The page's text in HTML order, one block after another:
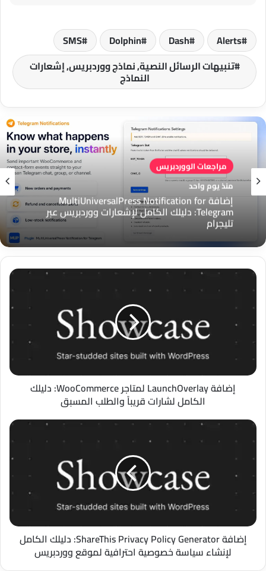
Alerts
Dash
Dolphin
SMS
تنبيهات الرسائل النصية, نماذج ووردبريس, إشعارات
النماذج
مراجعات الووردبريس
منذ يوم واحد
إضافة MultiUniversalPress Notification for
Telegram: دليلك الكامل لإشعارات ووردبريس عبر
تليجرام
مراجعات الووردبريس
منذ يوم واحد
لووردبريس: زر دعم عائم لتواصل أسرع مع العملاء
إضافة
LaunchOverlay
دليلك
قريباً
والطلب
المسبق
إضافة LaunchOverlay لمتاجر WooCommerce: دليلك
الكامل لشارات قريباً والطلب المسبق
إضافة
ShareThis
Policy
لإنشاء
سياسة
خصوصية
احترافية
إضافة ShareThis Privacy Policy Generator: دليلك الكامل
لإنشاء سياسة خصوصية احترافية لموقع ووردبريس